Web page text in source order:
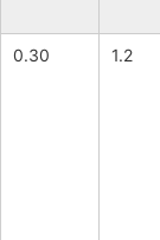
0.30 1.2